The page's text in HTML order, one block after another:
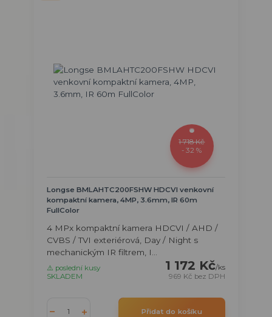
1 718 Kč
- 32 %
Longse BMLAHTC200FSHW HDCVI venkovní
kompaktní kamera, 4MP, 3.6mm, IR 60m
FullColor
4 MPx kompaktní kamera HDCVI / AHD /
CVBS / TVI exteriérová, Day / Night s
mechanickým IR filtrem, I...
1 172 Kč/ks
969 Kč bez DPH
⚠️ poslední kusy
SKLADEM
Přidat do košíku